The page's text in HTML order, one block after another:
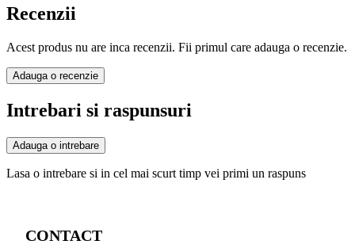
Recenzii
Acest produs nu are inca recenzii. Fii primul care adauga o recenzie.
Adauga o recenzie
Intrebari si raspunsuri
Adauga o intrebare
Lasa o intrebare si in cel mai scurt timp vei primi un raspuns
CONTACT